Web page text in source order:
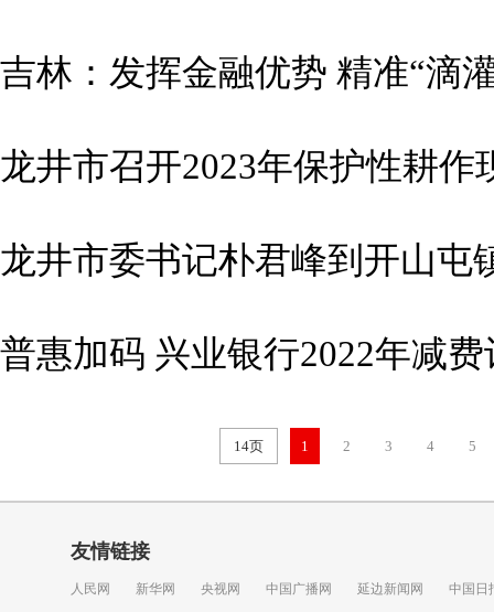
吉林：发挥金融优势 精准“滴
龙井市召开2023年保护性耕作
龙井市委书记朴君峰到开山屯
普惠加码 兴业银行2022年减
14页 1 2 3 4 5
友情链接
人民网 新华网 央视网 中国广播网 延边新闻网 中国日